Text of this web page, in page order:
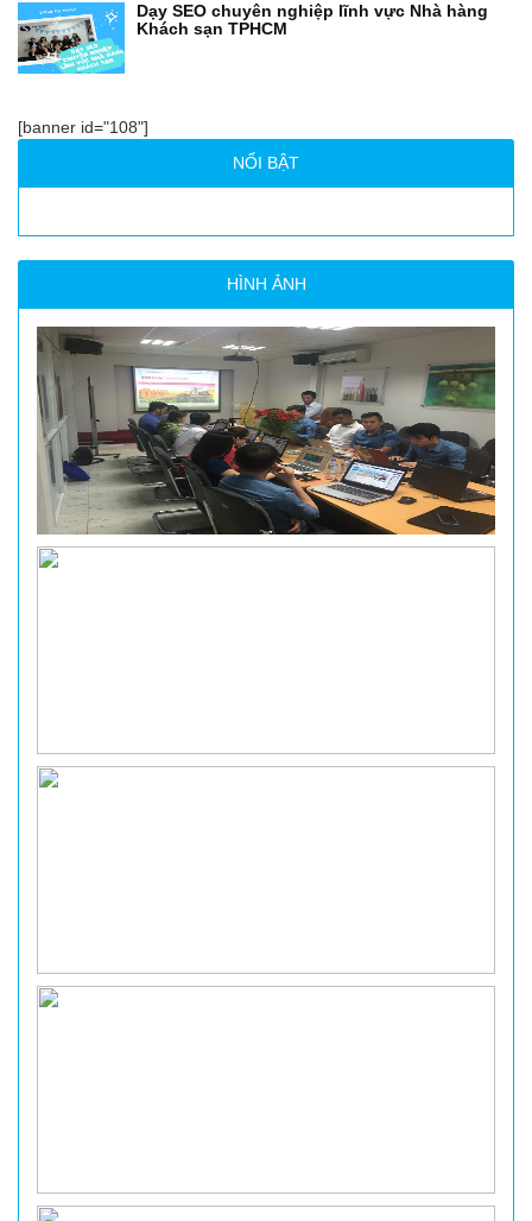
Dạy SEO chuyên nghiệp lĩnh vực Nhà hàng
Khách sạn TPHCM
[banner id="108"]
NỔI BẬT
HÌNH ẢNH